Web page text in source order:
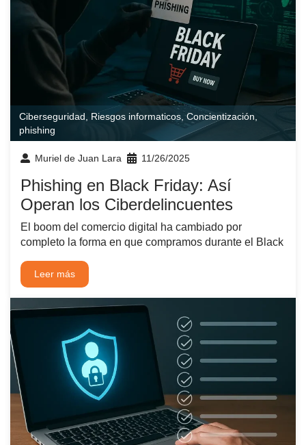
Ciberseguridad, Riesgos informaticos,Concientización,
phishing
Muriel de Juan Lara 11/26/2025
Phishing en Black Friday: Así
Operan los Ciberdelincuentes
El boom del comercio digital ha cambiado por
completo la forma en que compramos durante el Black
Leer más